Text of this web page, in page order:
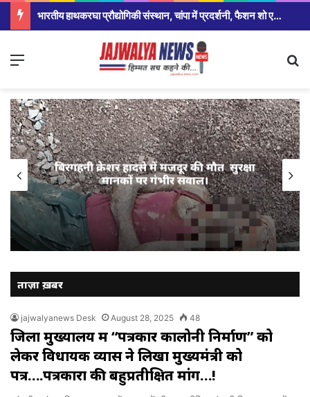
भारतीय हाथकरघा प्रौद्योगिकी संस्थान, चांपा में प्रदर्शनी, फैशन शो एवं प्रतिभाशाली विद्यार्थियों का हुआ सम्मान,सरकार ने योजना को रोजगार उन्मूलन बना युवाओ और बेरोजगार के बड़ा अवसर:श्रीमती मंजुषा पाटले
Menu
बिरगहनी क्रेशर हादसे में मजदूर की मौत सुरक्षा
मानकों पर गंभीर सवाल।
ताज़ा ख़बर
jajwalyanews Desk August 28, 2025 48
जिला मुख्यालय में “पत्रकार कालोनी निर्माण” को
लेकर विधायक व्यास ने लिखा मुख्यमंत्री को
पत्र….पत्रकारों की बहुप्रतीक्षित मांग…!